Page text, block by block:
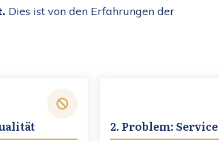
Dies ist von den Erfahrungen der
2. Problem: Service